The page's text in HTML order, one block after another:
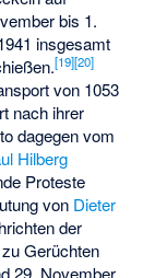
bis 1.
insgesamt
[19][20]
von 1053
nach ihrer
dagegen vom
Hilberg
Proteste
von Dieter
der
Gerüchten
29. November